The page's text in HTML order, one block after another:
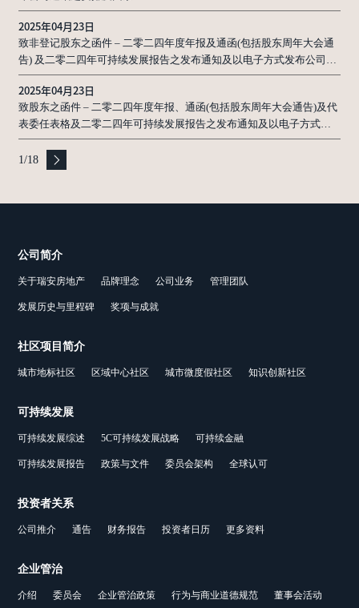
2025年04月23日
致非登记股东之函件 – 二零二四年度年报及通函(包括股东周年大会通
告) 及二零二四年可持续发展报告之发布通知及以电子方式发布公司通
讯之安排及回条
2025年04月23日
致股东之函件 – 二零二四年度年报、通函(包括股东周年大会通告)及代
表委任表格及二零二四年可持续发展报告之发布通知及以电子方式发
布公司通讯之安排及回条
1/18
公司简介
关于瑞安房地产 品牌理念 公司业务 管理团队
发展历史与里程碑 奖项与成就
社区项目简介
城市地标社区 区域中心社区 城市微度假社区 知识创新社区
可持续发展
可持续发展综述 5C可持续发展战略 可持续金融
可持续发展报告 政策与文件 委员会架构 全球认可
投资者关系
公司推介 通告 财务报告 投资者日历 更多资料
企业管治
介绍 委员会 企业管治政策 行为与商业道德规范 董事会活动